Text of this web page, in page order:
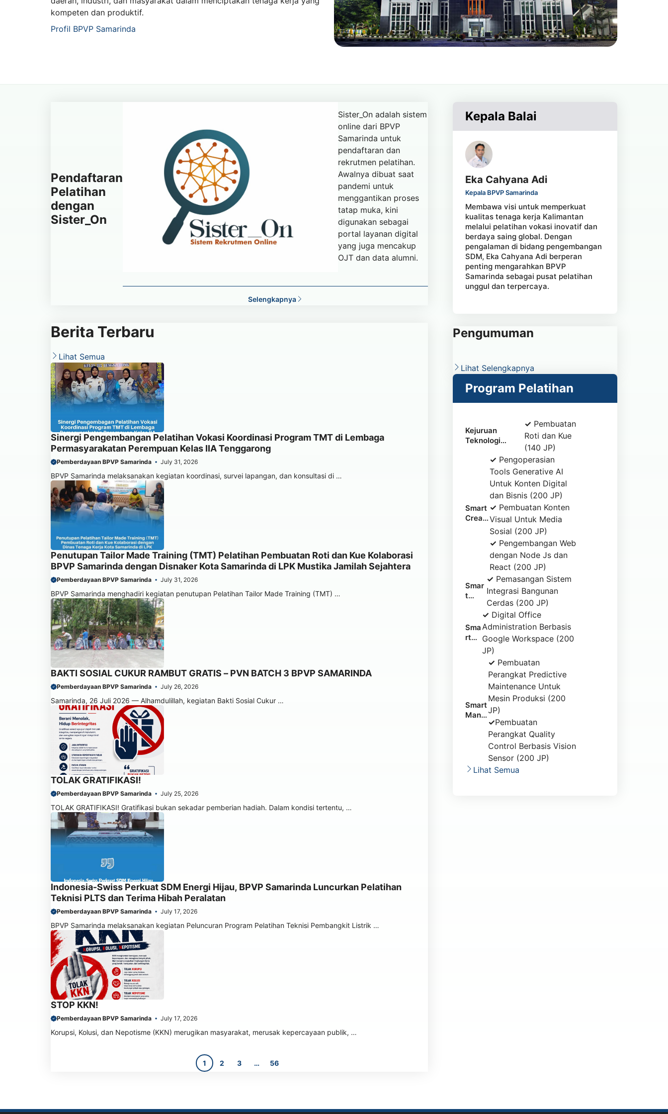
kompeten dan produktif.
Profil BPVP Samarinda
Pendaftaran
Pelatihan
dengan
Sister_On
Sister_On adalah sistem
online dari BPVP
Samarinda untuk
pendaftaran dan
rekrutmen pelatihan.
Awalnya dibuat saat
pandemi untuk
menggantikan proses
tatap muka, kini
digunakan sebagai
portal layanan digital
yang juga mencakup
OJT dan data alumni.
Selengkapnya
Berita Terbaru
Lihat Semua
Sinergi Pengembangan Pelatihan Vokasi Koordinasi Program TMT di Lembaga
Permasyarakatan Perempuan Kelas IIA Tenggarong
Pemberdayaan BPVP Samarinda July 31, 2026
BPVP Samarinda melaksanakan kegiatan koordinasi, survei lapangan, dan konsultasi di …
Penutupan Tailor Made Training (TMT) Pelatihan Pembuatan Roti dan Kue Kolaborasi
BPVP Samarinda dengan Disnaker Kota Samarinda di LPK Mustika Jamilah Sejahtera
Pemberdayaan BPVP Samarinda July 31, 2026
BPVP Samarinda menghadiri kegiatan penutupan Pelatihan Tailor Made Training (TMT) …
BAKTI SOSIAL CUKUR RAMBUT GRATIS – PVN BATCH 3 BPVP SAMARINDA
Pemberdayaan BPVP Samarinda July 26, 2026
Samarinda, 26 Juli 2026 — Alhamdulillah, kegiatan Bakti Sosial Cukur …
TOLAK GRATIFIKASI!
Pemberdayaan BPVP Samarinda July 25, 2026
TOLAK GRATIFIKASI! Gratifikasi bukan sekadar pemberian hadiah. Dalam kondisi tertentu, …
Indonesia-Swiss Perkuat SDM Energi Hijau, BPVP Samarinda Luncurkan Pelatihan
Teknisi PLTS dan Terima Hibah Peralatan
Pemberdayaan BPVP Samarinda July 17, 2026
BPVP Samarinda melaksanakan kegiatan Peluncuran Program Pelatihan Teknisi Pembangkit Listrik …
STOP KKN!
Pemberdayaan BPVP Samarinda July 17, 2026
Korupsi, Kolusi, dan Nepotisme (KKN) merugikan masyarakat, merusak kepercayaan publik, …
1 2 3 … 56
Kepala Balai
Eka Cahyana Adi
Kepala BPVP Samarinda
Membawa visi untuk memperkuat
kualitas tenaga kerja Kalimantan
melalui pelatihan vokasi inovatif dan
berdaya saing global. Dengan
pengalaman di bidang pengembangan
SDM, Eka Cahyana Adi berperan
penting mengarahkan BPVP
Samarinda sebagai pusat pelatihan
unggul dan terpercaya.
Pengumuman
Lihat Selengkapnya
Program Pelatihan
Kejuruan
Teknologi
Pertanian
✓ Pembuatan
Roti dan Kue
(140 JP)
Smart
Creati
✓ Pengoperasian
Tools Generative AI
Untuk Konten Digital
dan Bisnis (200 JP)
✓ Pembuatan Konten
Visual Untuk Media
Sosial (200 JP)
✓ Pengembangan Web
dengan Node Js dan
React (200 JP)
Smar
t
✓ Pemasangan Sistem
Integrasi Bangunan
Cerdas (200 JP)
Sma
rt
✓ Digital Office
Administration Berbasis
Google Workspace (200
JP)
Smart
Manu
✓ Pembuatan
Perangkat Predictive
Maintenance Untuk
Mesin Produksi (200
JP)
✓Pembuatan
Perangkat Quality
Control Berbasis Vision
Sensor (200 JP)
Lihat Semua